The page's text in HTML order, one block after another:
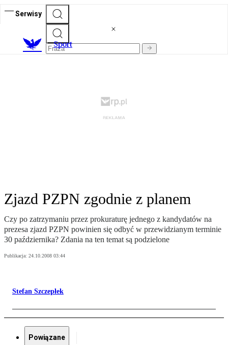
Serwisy
Sport
Zjazd PZPN zgodnie z planem
Czy po zatrzymaniu przez prokuraturę jednego z kandydatów na
prezesa zjazd PZPN powinien się odbyć w przewidzianym terminie
30 października? Zdania na ten temat są podzielone
Publikacja: 24.10.2008 03:44
Stefan Szczepłek
Powiązane